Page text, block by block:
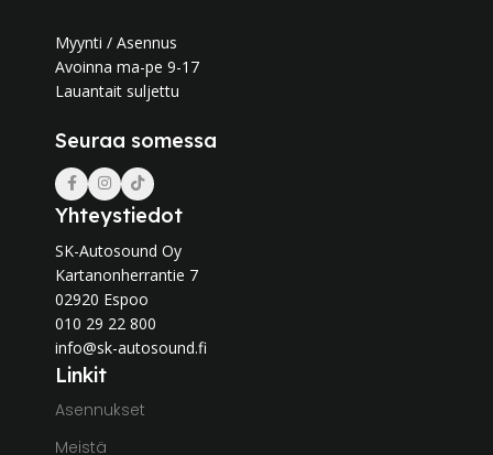
Myynti / Asennus
Avoinna ma-pe 9-17
Lauantait suljettu
Seuraa somessa
Yhteystiedot
SK-Autosound Oy
Kartanonherrantie 7
02920 Espoo
010 29 22 800
info@sk-autosound.fi
Linkit
Asennukset
Meistä